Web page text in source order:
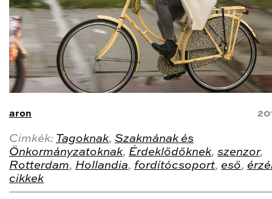
aron
Cimkék: Tagoknak, Szakmának és
Önkormányzatoknak, Érdeklődőknek, szenzor,
Rotterdam, Hollandia, fordítócsoport, eső,
cikkek